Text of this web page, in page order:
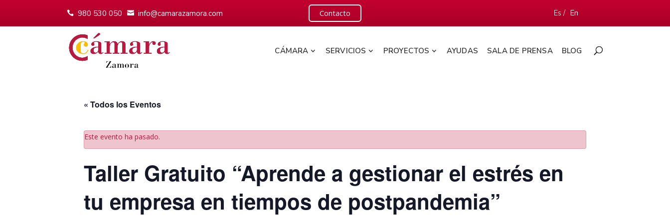
980 530 050 info@camarazamora.com Contacto Es / En
CÁMARA SERVICIOS PROYECTOS AYUDAS SALA DE PRENSA BLOG
« Todos los Eventos
Este evento ha pasado.
Taller Gratuito “Aprende a gestionar el estrés en
tu empresa en tiempos de postpandemia”